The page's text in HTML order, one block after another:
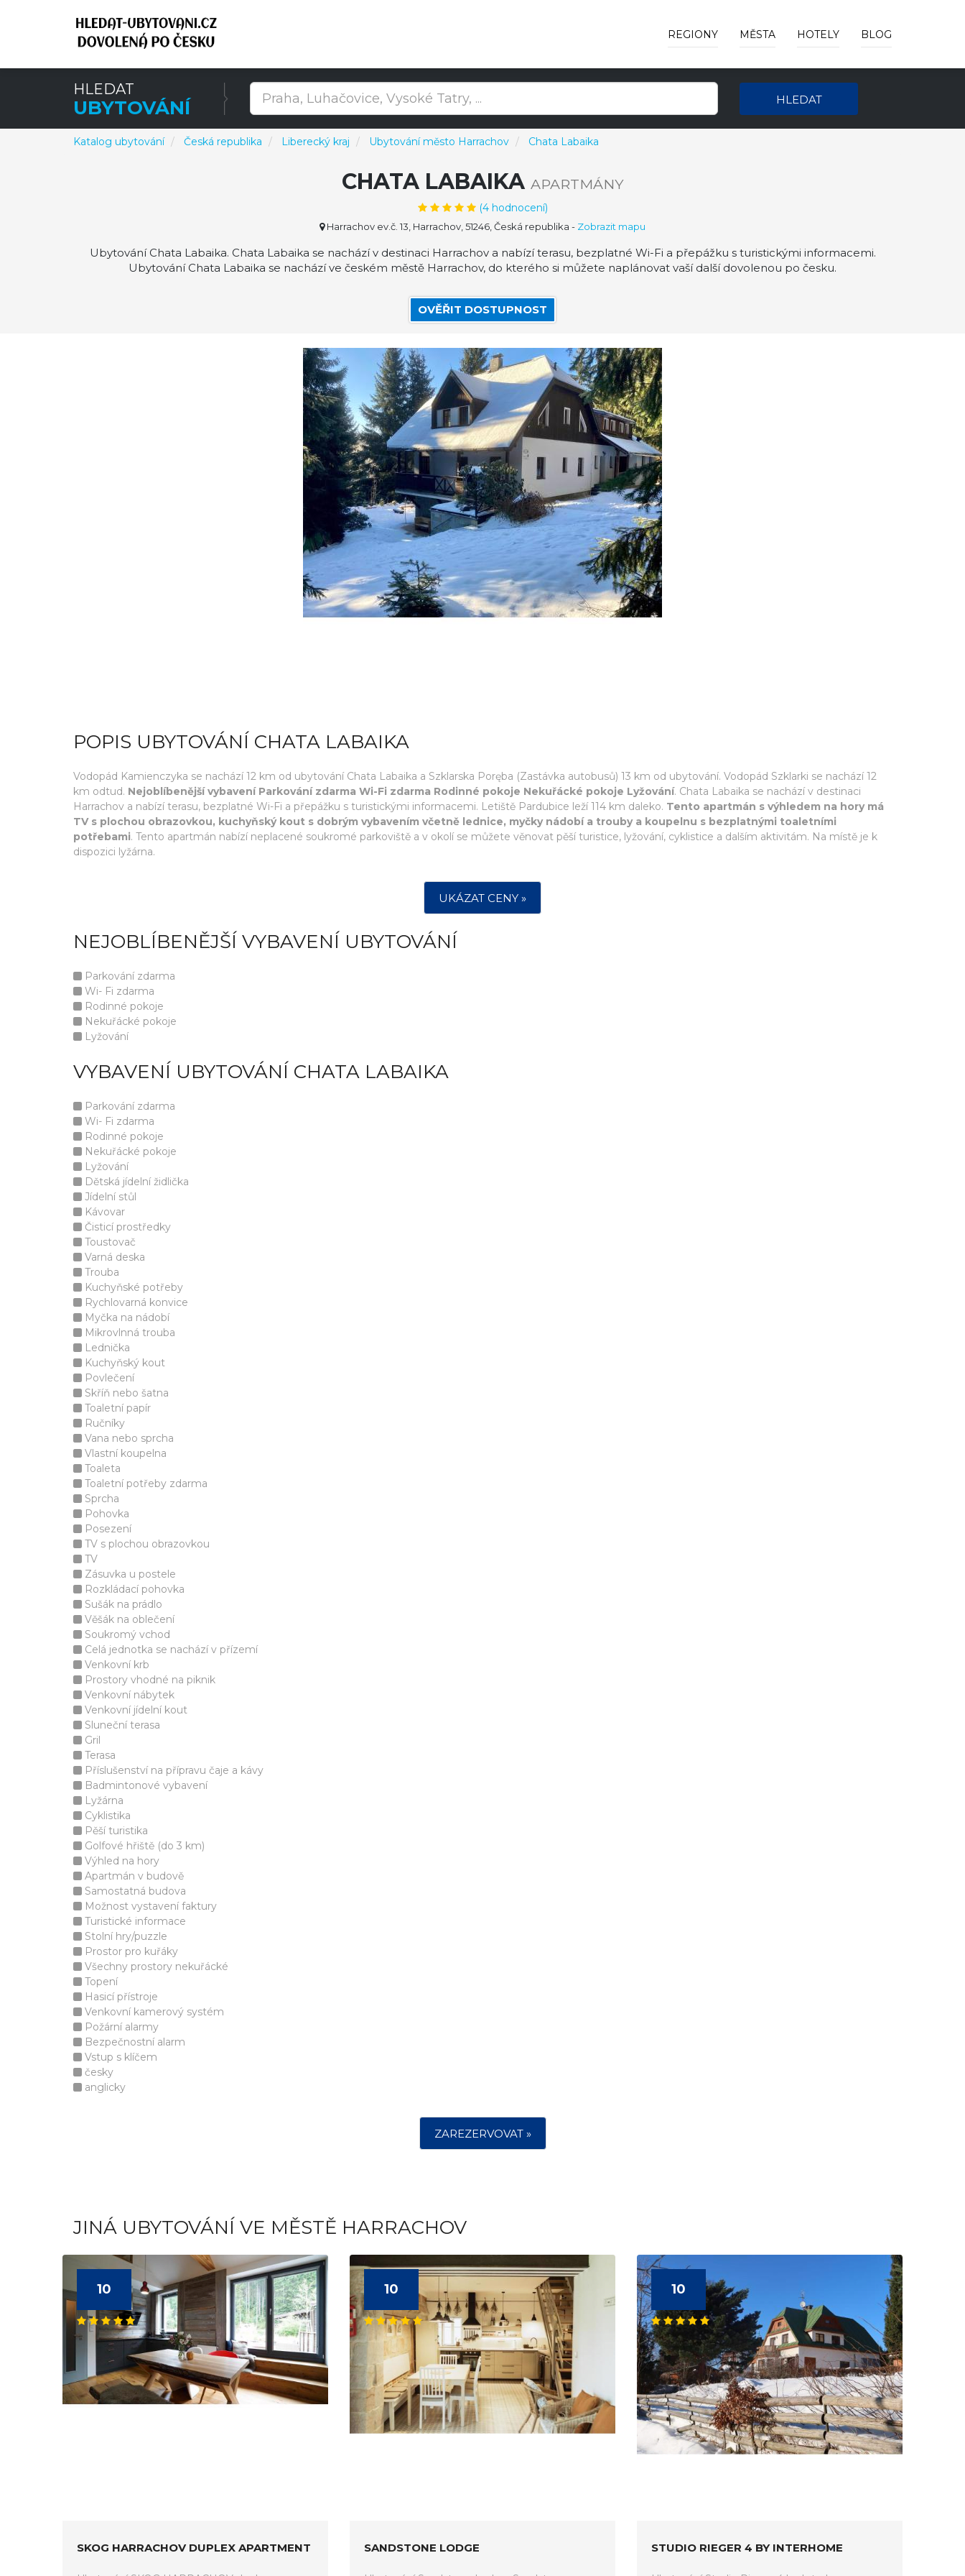
REGIONY MĚSTA HOTELY BLOG
HLEDAT
UBYTOVÁNÍ HLEDAT
Katalog ubytování Česká republika Liberecký kraj Ubytování město Harrachov Chata Labaika
CHATA LABAIKA APARTMÁNY
(4hodnocení)
Harrachov ev.č. 13, Harrachov, 51246, Česká republika - Zobrazit mapu
Ubytování Chata Labaika. Chata Labaika se nachází v destinaci Harrachov a nabízí terasu, bezplatné Wi-Fi a přepážku s turistickými informacemi.
Ubytování Chata Labaika se nachází ve českém městě Harrachov, do kterého si můžete naplánovat vaší další dovolenou po česku.
OVĚŘIT DOSTUPNOST
POPIS UBYTOVÁNÍ CHATA LABAIKA
Vodopád Kamienczyka se nachází 12 km od ubytování Chata Labaika a Szklarska Poręba (Zastávka autobusů) 13 km od ubytování. Vodopád Szklarki se nachází 12
km odtud. Nejoblíbenější vybavení Parkování zdarma Wi-Fi zdarma Rodinné pokoje Nekuřácké pokoje Lyžování. Chata Labaika se nachází v destinaci
Harrachov a nabízí terasu, bezplatné Wi-Fi a přepážku s turistickými informacemi. Letiště Pardubice leží 114 km daleko. Tento apartmán s výhledem na hory má
TV s plochou obrazovkou, kuchyňský kout s dobrým vybavením včetně lednice, myčky nádobí a trouby a koupelnu s bezplatnými toaletními
potřebami. Tento apartmán nabízí neplacené soukromé parkoviště a v okolí se můžete věnovat pěší turistice, lyžování, cyklistice a dalším aktivitám. Na místě je k
dispozici lyžárna.
UKÁZAT CENY »
NEJOBLÍBENĚJŠÍ VYBAVENÍ UBYTOVÁNÍ
Parkování zdarma
Wi- Fi zdarma
Rodinné pokoje
Nekuřácké pokoje
Lyžování
VYBAVENÍ UBYTOVÁNÍ CHATA LABAIKA
Parkování zdarma
Wi- Fi zdarma
Rodinné pokoje
Nekuřácké pokoje
Lyžování
Dětská jídelní židlička
Jídelní stůl
Kávovar
Čisticí prostředky
Toustovač
Varná deska
Trouba
Kuchyňské potřeby
Rychlovarná konvice
Myčka na nádobí
Mikrovlnná trouba
Lednička
Kuchyňský kout
Povlečení
Skříň nebo šatna
Toaletní papír
Ručníky
Vana nebo sprcha
Vlastní koupelna
Toaleta
Toaletní potřeby zdarma
Sprcha
Pohovka
Posezení
TV s plochou obrazovkou
TV
Zásuvka u postele
Rozkládací pohovka
Sušák na prádlo
Věšák na oblečení
Soukromý vchod
Celá jednotka se nachází v přízemí
Venkovní krb
Prostory vhodné na piknik
Venkovní nábytek
Venkovní jídelní kout
Sluneční terasa
Gril
Terasa
Příslušenství na přípravu čaje a kávy
Badmintonové vybavení
Lyžárna
Cyklistika
Pěší turistika
Golfové hřiště (do 3 km)
Výhled na hory
Apartmán v budově
Samostatná budova
Možnost vystavení faktury
Turistické informace
Stolní hry/puzzle
Prostor pro kuřáky
Všechny prostory nekuřácké
Topení
Hasicí přístroje
Venkovní kamerový systém
Požární alarmy
Bezpečnostní alarm
Vstup s klíčem
česky
anglicky
ZAREZERVOVAT »
JINÁ UBYTOVÁNÍ VE MĚSTĚ HARRACHOV
10
SKOG HARRACHOV DUPLEX APARTMENT
10
SANDSTONE LODGE
10
STUDIO RIEGER 4 BY INTERHOME